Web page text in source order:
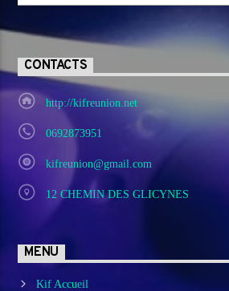
CONTACTS
http://kifreunion.net
0692873951
kifreunion@gmail.com
12 CHEMIN DES GLICYNES
MENU
Kif Accueil